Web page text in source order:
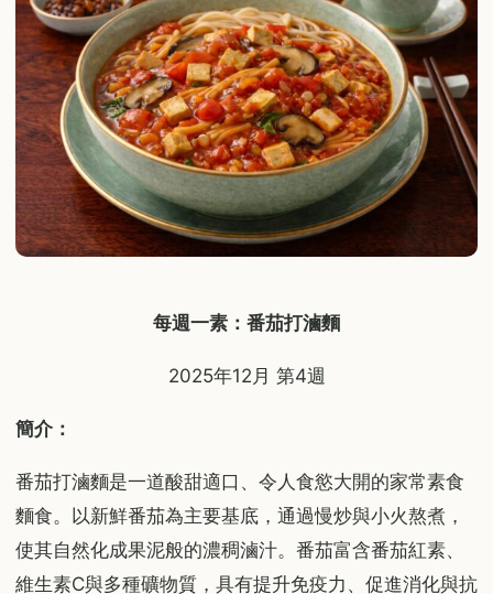
每週一素：番茄打滷麵
2025年12月 第4週
簡介：
番茄打滷麵是一道酸甜適口、令人食慾大開的家常素食
麵食。以新鮮番茄為主要基底，通過慢炒與小火熬煮，
使其自然化成果泥般的濃稠滷汁。番茄富含番茄紅素、
維生素C與多種礦物質，具有提升免疫力、促進消化與抗